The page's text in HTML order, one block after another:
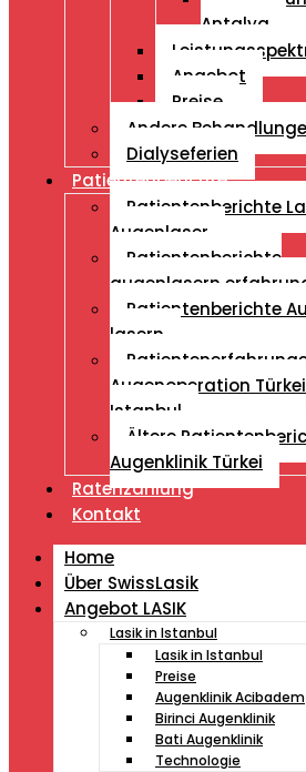
Antalya
Angebot
Preise
Andere
Dialyseferien
Patientenberichte
Patientenberichte
Augenlaser
Patientenberichte
augenlasern
Patientenberichte
lasern
Augenoperation Türkei
Istanbul
Ältere
Augenklinik Türkei
Ratenzahlung
Kontakt
Home
Über SwissLasik
Angebot LASIK
Lasik in Istanbul
Lasik in Istanbul
Preise
Augenklinik Acibadem
Birinci Augenklinik
Bati Augenklinik
Technologie